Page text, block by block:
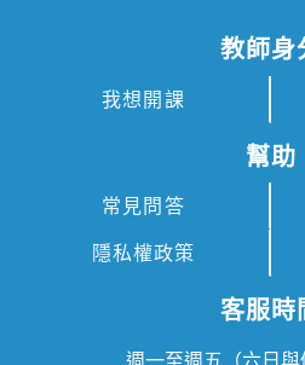
教師身
我想開課
幫助
常見問答
隱私權政策
客服時
週一至週五（六日與